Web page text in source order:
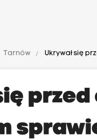
Tarnów Ukrywał się
przed